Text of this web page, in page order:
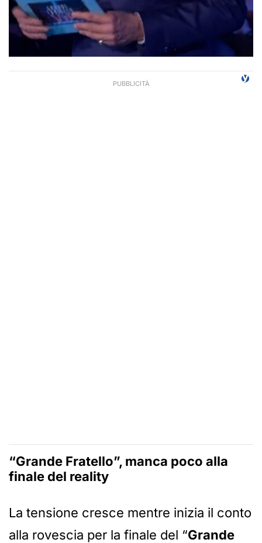
“Grande Fratello”, manca poco alla
finale del reality
La tensione cresce mentre inizia il conto
alla rovescia per la finale del “Grande